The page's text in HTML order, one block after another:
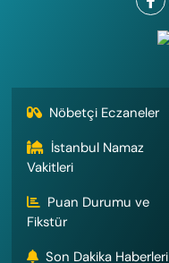
Nöbetçi Eczaneler
İstanbul Namaz
Vakitleri
Puan Durumu ve
Fikstür
Son Dakika Haberleri